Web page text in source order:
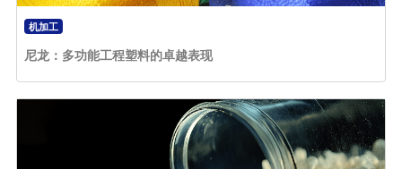
机加工
尼龙：多功能工程塑料的卓越表现